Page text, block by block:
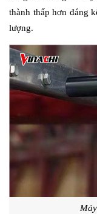
thành thấp hơn đáng
lượng.